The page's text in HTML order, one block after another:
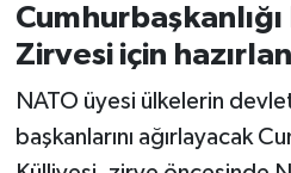
Zirvesi için
NATO üyesi ülkelerin
başkanlarını ağırlayacak
Yaşam